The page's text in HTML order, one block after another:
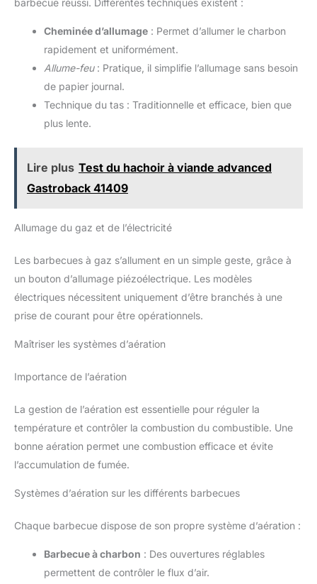
barbecue réussi. Différentes techniques existent :
Cheminée d’allumage : Permet d’allumer le charbon
rapidement et uniformément.
Allume-feu: Pratique, il simplifie l’allumage sans besoin
de papier journal.
Technique du tas : Traditionnelle et efficace, bien que
plus lente.
Lire plus Test du hachoir à viande advanced
Gastroback 41409
Allumage du gaz et de l’électricité
Les barbecues à gaz s’allument en un simple geste, grâce à
un bouton d’allumage piézoélectrique. Les modèles
électriques nécessitent uniquement d’être branchés à une
prise de courant pour être opérationnels.
Maîtriser les systèmes d’aération
Importance de l’aération
La gestion de l’aération est essentielle pour réguler la
température et contrôler la combustion du combustible. Une
bonne aération permet une combustion efficace et évite
l’accumulation de fumée.
Systèmes d’aération sur les différents barbecues
Chaque barbecue dispose de son propre système d’aération :
Barbecue à charbon : Des ouvertures réglables
permettent de contrôler le flux d’air.